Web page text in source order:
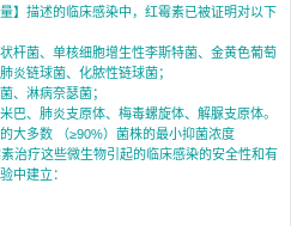
】描述的临床感染中，红霉素已被证明对以下
杆菌、单核细胞增生性李斯特菌、金黄色葡萄
炎链球菌、化脓性链球菌；
、淋病奈瑟菌；
巴、肺炎支原体、梅毒螺旋体、解脲支原体。
大多数 （≥90%）菌株的最小抑菌浓度
治疗这些微生物引起的临床感染的安全性和有
中建立：